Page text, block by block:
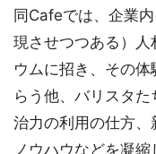
同Cafeでは、企業
現させつつある）
ウムに招き、その
らう他、バリスタ
治力の利用の仕方
ノウハウなどを凝